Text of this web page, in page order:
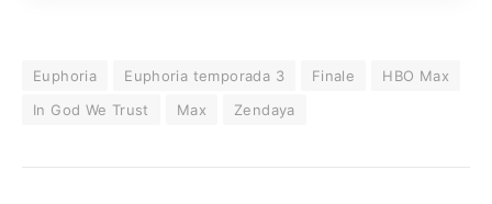
Euphoria Euphoria temporada 3 Finale
HBO Max
In God We Trust
Max Zendaya